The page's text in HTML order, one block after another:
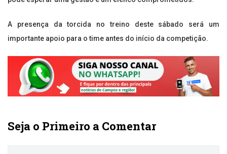
A presença da torcida no treino deste sábado será um
importante apoio para o time antes do início da competição.
Seja o Primeiro a Comentar